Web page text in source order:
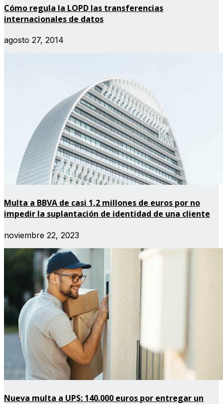
Cómo regula la LOPD las transferencias
internacionales de datos
agosto 27, 2014
Multa a BBVA de casi 1,2 millones de euros por no
impedir la suplantación de identidad de una cliente
noviembre 22, 2023
Nueva multa a UPS: 140.000 euros por entregar un